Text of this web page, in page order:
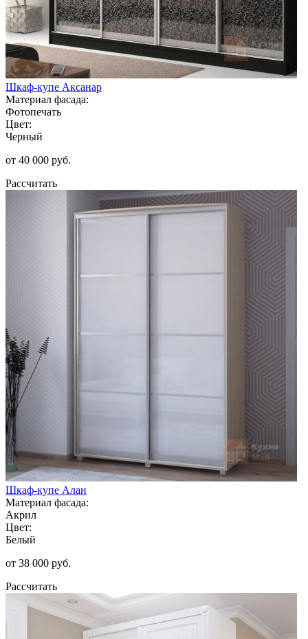
Шкаф-купе Аксанар
Материал фасада:
Фотопечать
Цвет:
Черный
от 40 000 руб.
Рассчитать
Шкаф-купе Алан
Материал фасада:
Акрил
Цвет:
Белый
от 38 000 руб.
Рассчитать